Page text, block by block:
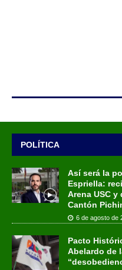
POLÍTICA
Así será la
Espriella:
Arena USC
Cantón
6 de agosto de
Pacto
Abelardo de